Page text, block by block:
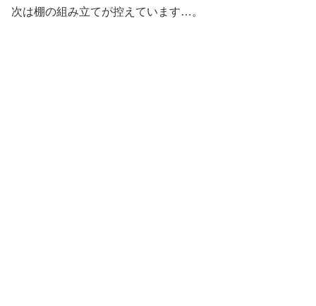
次は棚の組み立てが控えています…。